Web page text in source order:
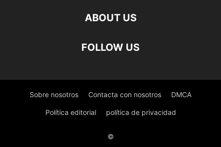
ABOUT US
FOLLOW US
Sobre nosotros Contacta con nosotros DMCA
Política editorial política de privacidad
©